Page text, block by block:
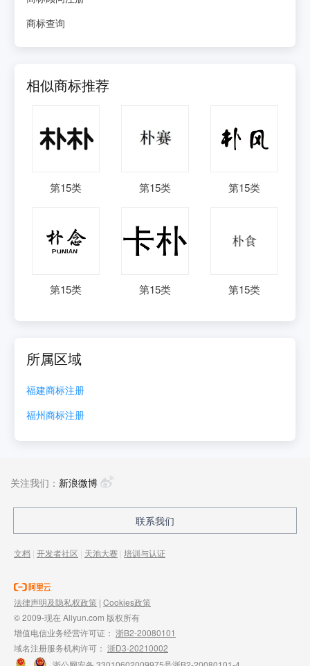
商标查询
相似商标推荐
第15类 第15类 第15类
第15类 第15类 第15类
所属区域
福建商标注册
福州商标注册